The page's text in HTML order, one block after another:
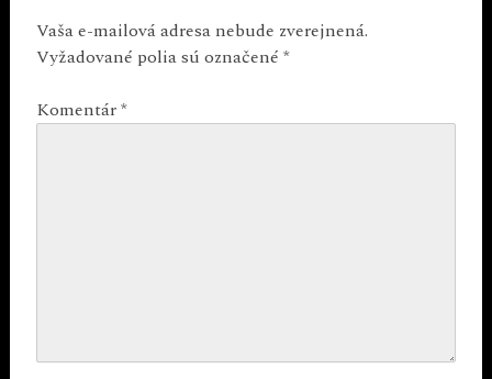
Vaša e-mailová adresa nebude zverejnená.
Vyžadované polia sú označené *
Komentár*